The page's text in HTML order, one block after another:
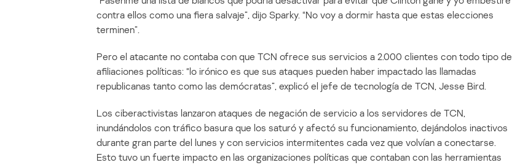
contra ellos como una fiera salvaje”, dijo Sparky. “No voy a dormir hasta que estas elecciones
terminen”.
Pero el atacante no contaba con que TCN ofrece sus servicios a 2.000 clientes con todo tipo de
afiliaciones políticas: “lo irónico es que sus ataques pueden haber impactado las llamadas
republicanas tanto como las demócratas”, explicó el jefe de tecnología de TCN, Jesse Bird.
Los ciberactivistas lanzaron ataques de negación de servicio a los servidores de TCN,
inundándolos con tráfico basura que los saturó y afectó su funcionamiento, dejándolos inactivos
durante gran parte del lunes y con servicios intermitentes cada vez que volvían a conectarse.
Esto tuvo un fuerte impacto en las organizaciones políticas que contaban con las herramientas